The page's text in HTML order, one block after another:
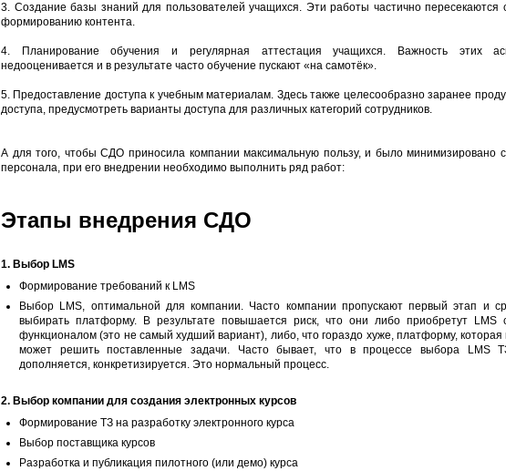
3. Создание базы знаний для пользователей учащихся. Эти работы частично пересекаются
формированию контента.
4. Планирование обучения и регулярная аттестация учащихся. Важность этих
недооценивается и в результате часто обучение пускают «на самотёк».
5. Предоставление доступа к учебным материалам. Здесь также целесообразно заранее
доступа, предусмотреть варианты доступа для различных категорий сотрудников.
А для того, чтобы СДО приносила компании максимальную пользу, и было минимизировано
персонала, при его внедрении необходимо выполнить ряд работ:
Этапы внедрения СДО
1. Выбор LMS
Формирование требований к LMS
Выбор LMS, оптимальной для компании. Часто компании пропускают первый этап и
выбирать платформу. В результате повышается риск, что они либо приобретут LMS
функционалом (это не самый худший вариант), либо, что гораздо хуже, платформу, которая
может решить поставленные задачи. Часто бывает, что в процессе выбора LMS
дополняется, конкретизируется. Это нормальный процесс.
2. Выбор компании для создания электронных курсов
Формирование ТЗ на разработку электронного курса
Выбор поставщика курсов
Разработка и публикация пилотного (или демо) курса